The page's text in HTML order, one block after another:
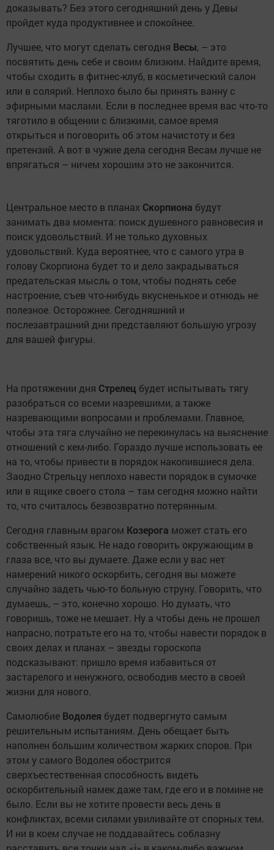
доказывать? Без этого сегодняшний день у Девы
пройдет куда продуктивнее и спокойнее.
Лучшее, что могут сделать сегодня Весы, – это
посвятить день себе и своим близким. Найдите время,
чтобы сходить в фитнес-клуб, в косметический салон
или в солярий. Неплохо было бы принять ванну с
эфирными маслами. Если в последнее время вас что-то
тяготило в общении с близкими, самое время
открыться и поговорить об этом начистоту и без
претензий. А вот в чужие дела сегодня Весам лучше не
впрягаться – ничем хорошим это не закончится.
Центральное место в планах Скорпиона будут
занимать два момента: поиск душевного равновесия и
поиск удовольствий. И не только духовных
удовольствий. Куда вероятнее, что с самого утра в
голову Скорпиона будет то и дело закрадываться
предательская мысль о том, чтобы поднять себе
настроение, съев что-нибудь вкусненькое и отнюдь не
полезное. Осторожнее. Сегодняшний и
послезавтрашний дни представляют большую угрозу
для вашей фигуры.
На протяжении дня Стрелец будет испытывать тягу
разобраться со всеми назревшими, а также
назревающими вопросами и проблемами. Главное,
чтобы эта тяга случайно не перекинулась на выяснение
отношений с кем-либо. Гораздо лучше использовать ее
на то, чтобы привести в порядок накопившиеся дела.
Заодно Стрельцу неплохо навести порядок в сумочке
или в ящике своего стола – там сегодня можно найти
то, что считалось безвозвратно потерянным.
Сегодня главным врагом Козерога может стать его
собственный язык. Не надо говорить окружающим в
глаза все, что вы думаете. Даже если у вас нет
намерений никого оскорбить, сегодня вы можете
случайно задеть чью-то больную струну. Говорить, что
думаешь, – это, конечно хорошо. Но думать, что
говоришь, тоже не мешает. Ну а чтобы день не прошел
напрасно, потратьте его на то, чтобы навести порядок в
своих делах и планах – звезды гороскопа
подсказывают: пришло время избавиться от
застарелого и ненужного, освободив место в своей
жизни для нового.
Самолюбие Водолея будет подвергнуто самым
решительным испытаниям. День обещает быть
наполнен большим количеством жарких споров. При
этом у самого Водолея обострится
сверхъестественная способность видеть
оскорбительный намек даже там, где его и в помине не
было. Если вы не хотите провести весь день в
конфликтах, всеми силами увиливайте от спорных тем.
И ни в коем случае не поддавайтесь соблазну